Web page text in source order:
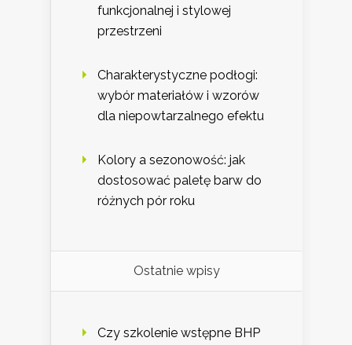
funkcjonalnej i stylowej
przestrzeni
Charakterystyczne podłogi:
wybór materiałów i wzorów
dla niepowtarzalnego efektu
Kolory a sezonowość: jak
dostosować paletę barw do
różnych pór roku
Ostatnie wpisy
Czy szkolenie wstępne BHP